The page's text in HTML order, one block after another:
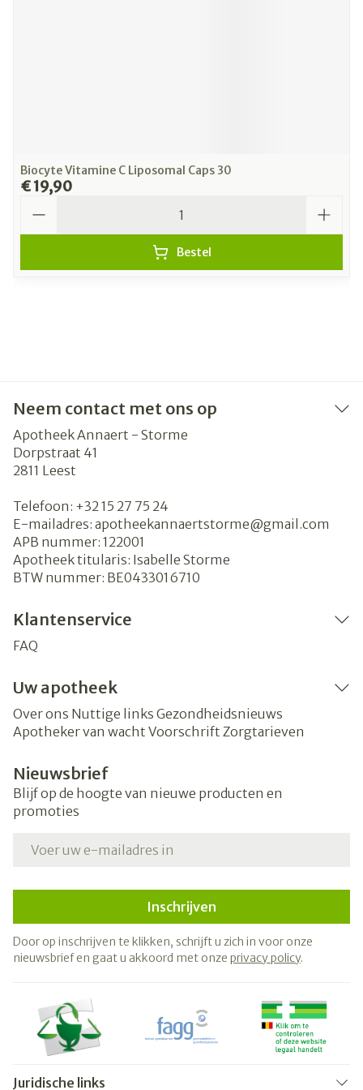
Biocyte Vitamine C Liposomal Caps 30
€ 19,90
Bestel
Neem contact met ons op
Apotheek Annaert - Storme
Dorpstraat 41
2811 Leest
Telefoon: +32 15 27 75 24
E-mailadres: apotheekannaertstorme@gmail.com
APB nummer: 122001
Apotheek titularis: Isabelle Storme
BTW nummer: BE0433016710
Klantenservice
FAQ
Uw apotheek
Over ons Nuttige links Gezondheidsnieuws
Apotheker van wacht Voorschrift Zorgtarieven
Nieuwsbrief
Blijf op de hoogte van nieuwe producten en
promoties
Inschrijven
Door op inschrijven te klikken, schrijft u zich in voor onze
nieuwsbrief en gaat u akkoord met onze privacy policy.
Juridische links